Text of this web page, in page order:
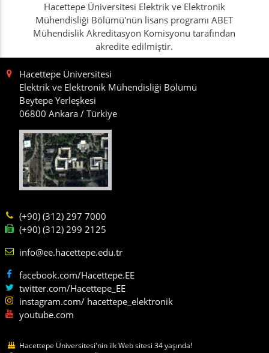
Hacettepe Üniversitesi Elektrik ve Elektronik
Mühendisliği Bölümü'nün lisans programı ABET
Mühendislik Akreditasyon Komisyonu tarafından
akredite edilmiştir.
Hacettepe Üniversitesi
Elektrik ve Elektronik Mühendisliği Bölümü
Beytepe Yerleşkesi
06800 Ankara / Türkiye
(+90) (312) 297 7000
(+90) (312) 299 2125
info@ee.hacettepe.edu.tr
facebook.com/Hacettepe.EE
twitter.com/Hacettepe_EE
instagram.com/ hacettepe_elektronik
youtube.com
Hacettepe Üniversitesi'nin ilk Web sitesi 34 yaşında!